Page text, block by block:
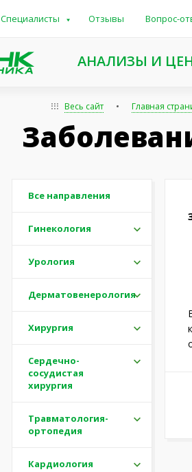
Специалисты Отзывы Вопрос-
АНАЛИЗЫ И
Весь сайт Главная
Все направления
Гинекология
Урология
Дерматовенерология
Хирургия
Сердечно-
сосудистая
хирургия
Травматология-
ортопедия
Кардиология